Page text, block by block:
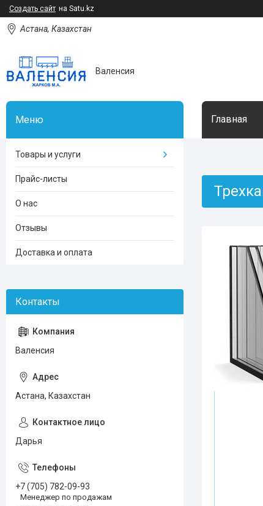
Создать сайт на Satu.kz
Астана, Казахстан
Валенсия
Главная
Товары и услуги
Прайс-листы
О нас
Отзывы
Доставка и оплата
Валенсия
Астана, Казахстан
Дарья
+7 (705) 782-09-93
Менеджер по продажам